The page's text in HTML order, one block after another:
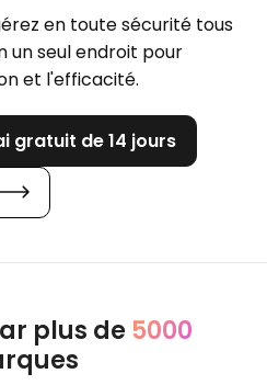
en toute sécurité tous
un seul endroit pour
et l'efficacité.
gratuit de 14 jours
plus de 5000